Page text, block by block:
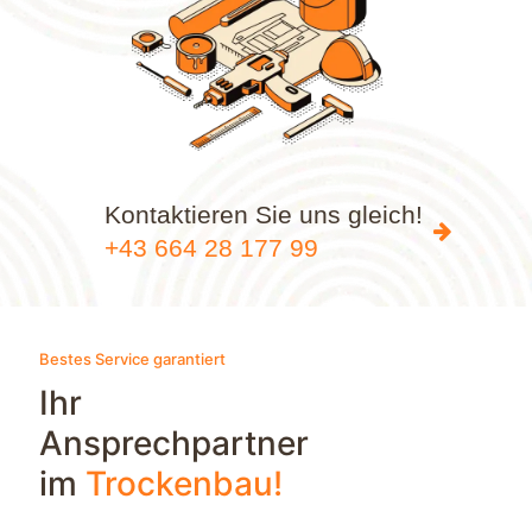
Kontaktieren Sie uns gleich!
+43 664 28 177 99
Bestes Service garantiert
Ihr
Ansprechpartner
im Trockenbau!